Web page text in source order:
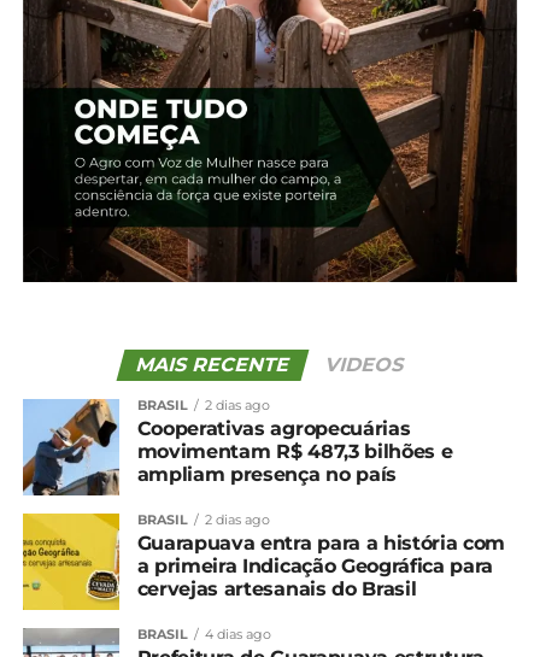
10 de janeiro, 2024
Em "Guarapuava"
12 de janeiro, 2024
Em "Guarapuava"
Cotação agrícola para
região de Guarapuava
16 de janeiro, 2024
Em "Guarapuava"
TÓPICOS RELACIONADOS:
UP NEXT
Cotação agrícola para região de Guarapuava
MAIS RECENTE VIDEOS
BRASIL 2 dias ago
Cooperativas agropecuárias
movimentam R$ 487,3 bilhões e
ampliam presença no país
BRASIL 2 dias ago
Guarapuava entra para a história com
a primeira Indicação Geográfica para
cervejas artesanais do Brasil
BRASIL 4 dias ago